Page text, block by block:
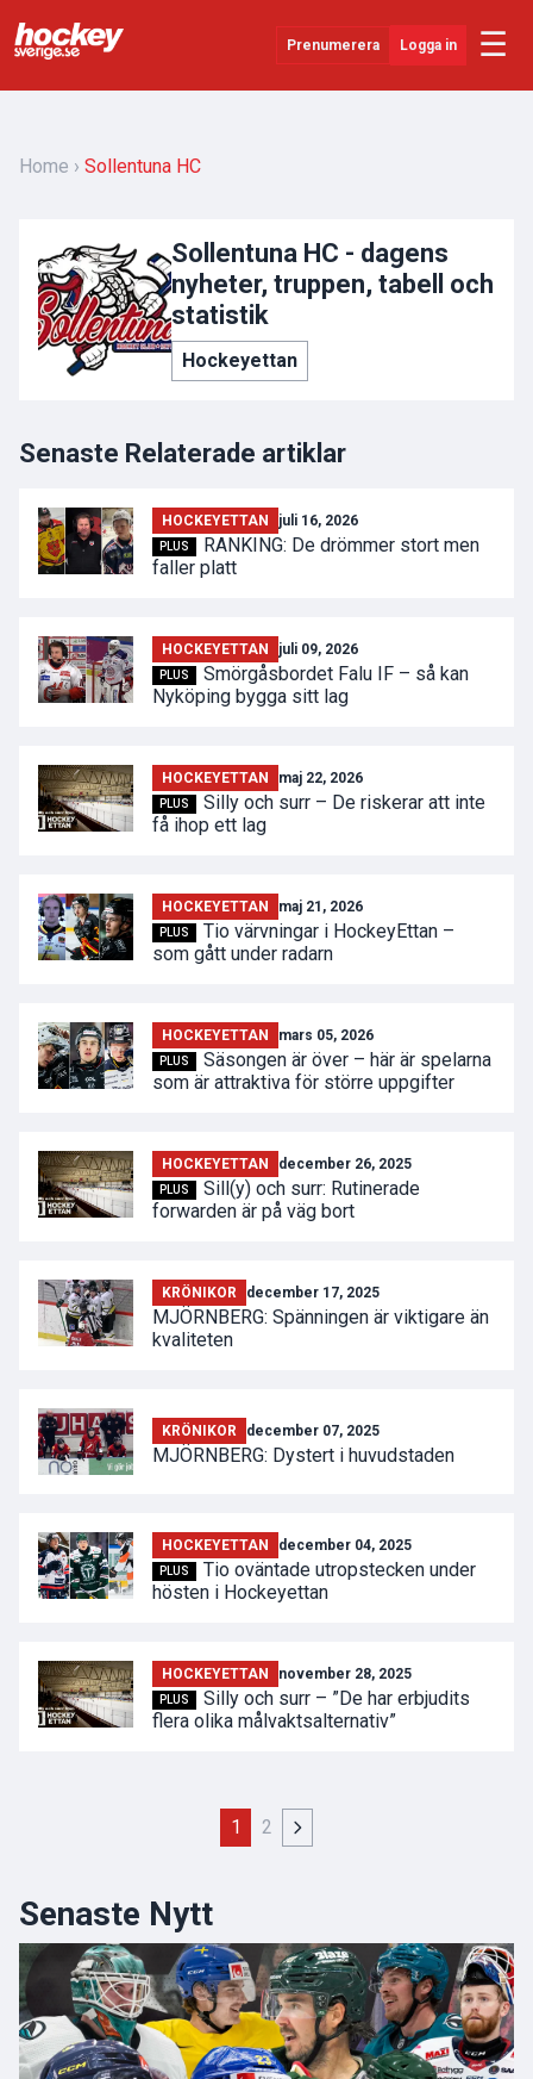
Prenumerera Logga in ☰
YouTube
Evenemang
Övrigt
Home Sollentuna HC
Sollentuna HC - dagens
nyheter, truppen, tabell och
statistik
Hockeyettan
Senaste Relaterade artiklar
HOCKEYETTAN juli 16, 2026
PLUS
RANKING: De drömmer stort men
faller platt
HOCKEYETTAN juli 09, 2026
PLUS
Smörgåsbordet Falu IF – så kan
Nyköping bygga sitt lag
HOCKEYETTAN maj 22, 2026
PLUS
Silly och surr – De riskerar att inte
få ihop ett lag
HOCKEYETTAN maj 21, 2026
PLUS
Tio värvningar i HockeyEttan –
som gått under radarn
HOCKEYETTAN mars 05, 2026
PLUS
Säsongen är över – här är spelarna
som är attraktiva för större uppgifter
HOCKEYETTAN december 26, 2025
PLUS
Sill(y) och surr: Rutinerade
forwarden är på väg bort
KRÖNIKOR december 17, 2025
MJÖRNBERG: Spänningen är viktigare än
kvaliteten
KRÖNIKOR december 07, 2025
MJÖRNBERG: Dystert i huvudstaden
HOCKEYETTAN december 04, 2025
PLUS
Tio oväntade utropstecken under
hösten i Hockeyettan
HOCKEYETTAN november 28, 2025
PLUS
Silly och surr – ”De har erbjudits
flera olika målvaktsalternativ”
1 2
Senaste Nytt